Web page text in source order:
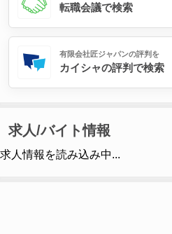
転職会議で検索
有限会社匠ジャパンの評判を
カイシャの評判で検索
求人/バイト情報
求人情報を読み込み中...